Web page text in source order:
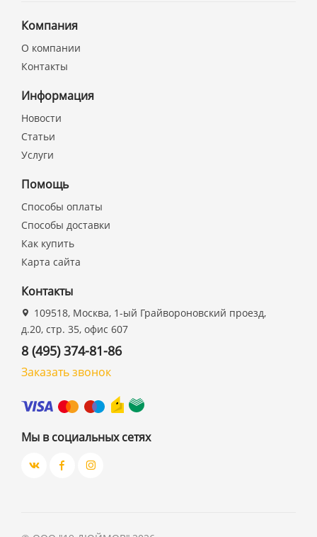
Компания
О компании
Контакты
Информация
Новости
Статьи
Услуги
Помощь
Способы оплаты
Способы доставки
Как купить
Карта сайта
Контакты
109518, Москва, 1-ый Грайвороновский проезд,
д.20, стр. 35, офис 607
8 (495) 374-81-86
Заказать звонок
Мы в социальных сетях